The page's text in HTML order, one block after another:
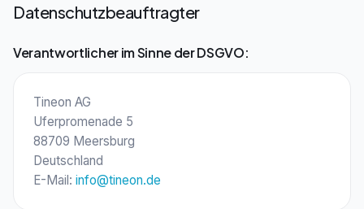
Datenschutzbeauftragter
Verantwortlicher im Sinne der DSGVO:
Tineon AG
Uferpromenade 5
88709 Meersburg
Deutschland
E-Mail: info@tineon.de